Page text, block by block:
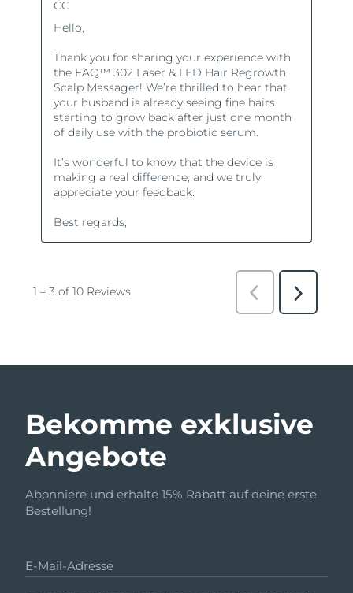
Bekomme exklusive
Angebote
Abonniere und erhalte 15% Rabatt auf deine erste
Bestellung!
E-Mail-Adresse